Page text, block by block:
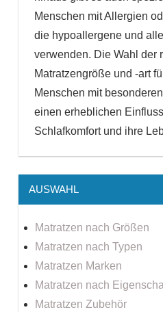
Menschen mit Allergien
die hypoallergene und
verwenden. Die Wahl der
Matratzengröße und -art
Menschen mit
einen erheblichen
Schlafkomfort und ihre
AUSWAHL
Matratzen nach Größen
Matratzen nach Typen
Matratzen Marken
Matratzen nach
Matratzen Zubehör